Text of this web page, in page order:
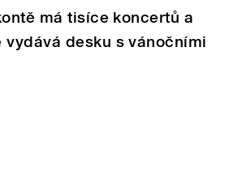
má tisíce koncertů a
desku s vánočními